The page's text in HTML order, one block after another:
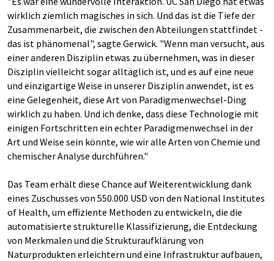
wirklich ziemlich magisches in sich. Und das ist die Tiefe der
Zusammenarbeit, die zwischen den Abteilungen stattfindet -
das ist phänomenal", sagte Gerwick. "Wenn man versucht, aus
einer anderen Disziplin etwas zu übernehmen, was in dieser
Disziplin vielleicht sogar alltäglich ist, und es auf eine neue
und einzigartige Weise in unserer Disziplin anwendet, ist es
eine Gelegenheit, diese Art von Paradigmenwechsel-Ding
wirklich zu haben. Und ich denke, dass diese Technologie mit
einigen Fortschritten ein echter Paradigmenwechsel in der
Art und Weise sein könnte, wie wir alle Arten von Chemie und
chemischer Analyse durchführen."
Das Team erhält diese Chance auf Weiterentwicklung dank
eines Zuschusses von 550.000 USD von den National Institutes
of Health, um effiziente Methoden zu entwickeln, die die
automatisierte strukturelle Klassifizierung, die Entdeckung
von Merkmalen und die Strukturaufklärung von
Naturprodukten erleichtern und eine Infrastruktur aufbauen,